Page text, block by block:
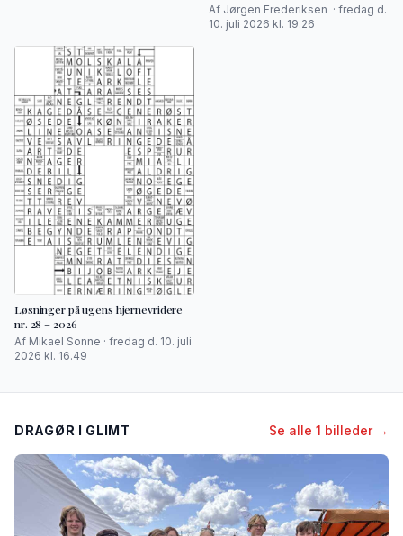
Af Jørgen Frederiksen · fredag d.
10. juli 2026 kl. 19.26
Løsninger på ugens hjernevridere
nr. 28 – 2026
Af Mikael Sonne · fredag d. 10. juli
2026 kl. 16.49
DRAGØR I GLIMT Se alle 1 billeder →